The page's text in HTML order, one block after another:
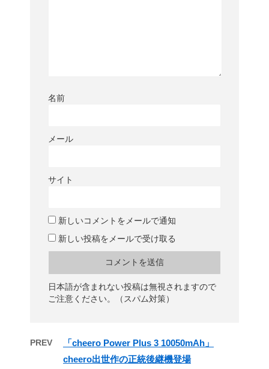
名前
メール
サイト
新しいコメントをメールで通知
新しい投稿をメールで受け取る
日本語が含まれない投稿は無視されますので
ご注意ください。（スパム対策）
PREV
「cheero Power Plus 3 10050mAh」
cheero出世作の正統後継機登場